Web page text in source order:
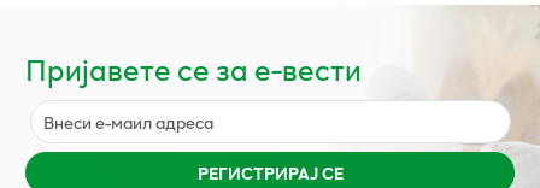
Пријавете се за е-вести
РЕГИСТРИРАЈ СЕ